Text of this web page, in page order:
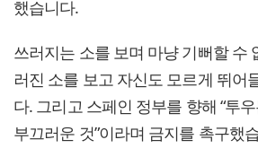
했습니다.
쓰러지는 소를 보며 마냥 기뻐할 수
러진 소를 보고 자신도 모르게 뛰어
다. 그리고 스페인 정부를 향해 “투
부끄러운 것”이라며 금지를 촉구했